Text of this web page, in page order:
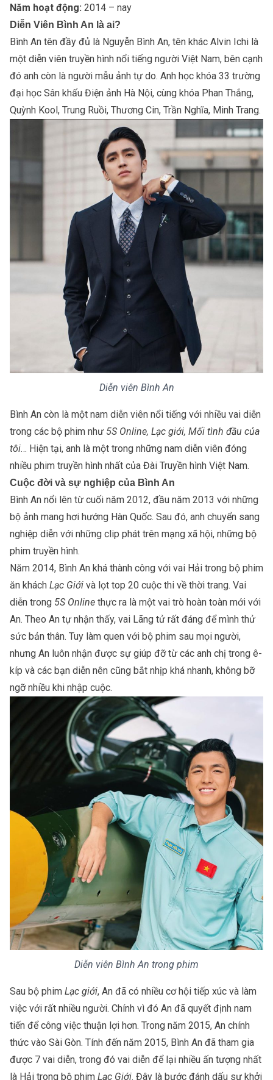
Năm hoạt động: 2014 – nay
Diễn Viên Bình An là ai?
Bình An tên đầy đủ là Nguyễn Bình An, tên khác Alvin Ichi là
một diễn viên truyền hình nổi tiếng người Việt Nam, bên cạnh
đó anh còn là người mẫu ảnh tự do. Anh học khóa 33 trường
đại học Sân khấu Điện ảnh Hà Nội, cùng khóa Phan Thắng,
Quỳnh Kool, Trung Ruồi, Thương Cin, Trần Nghĩa, Minh Trang.
Diễn viên Bình An
Bình An còn là một nam diễn viên nổi tiếng với nhiều vai diễn
trong các bộ phim như 5S Online, Lạc giới, Mối tình đầu của
tôi… Hiện tại, anh là một trong những nam diễn viên đóng
nhiều phim truyền hình nhất của Đài Truyền hình Việt Nam.
Cuộc đời và sự nghiệp của Bình An
Bình An nổi lên từ cuối năm 2012, đầu năm 2013 với những
bộ ảnh mang hơi hướng Hàn Quốc. Sau đó, anh chuyển sang
nghiệp diễn với những clip phát trên mạng xã hội, những bộ
phim truyền hình.
Năm 2014, Bình An khá thành công với vai Hải trong bộ phim
ăn khách Lạc Giới và lọt top 20 cuộc thi về thời trang. Vai
diễn trong 5S Online thực ra là một vai trò hoàn toàn mới với
An. Theo An tự nhận thấy, vai Lãng tử rất đáng để mình thử
sức bản thân. Tuy làm quen với bộ phim sau mọi người,
nhưng An luôn nhận được sự giúp đỡ từ các anh chị trong ê-
kíp và các bạn diễn nên cũng bắt nhịp khá nhanh, không bỡ
ngỡ nhiều khi nhập cuộc.
Diễn viên Bình An trong phim
Sau bộ phim Lạc giới, An đã có nhiều cơ hội tiếp xúc và làm
việc với rất nhiều người. Chính vì đó An đã quyết định nam
tiến để công việc thuận lợi hơn. Trong năm 2015, An chính
thức vào Sài Gòn. Tính đến năm 2015, Bình An đã tham gia
được 7 vai diễn, trong đó vai diễn để lại nhiều ấn tượng nhất
là Hải trong bộ phim Lạc Giới. Đây là bước đánh dấu sự khởi